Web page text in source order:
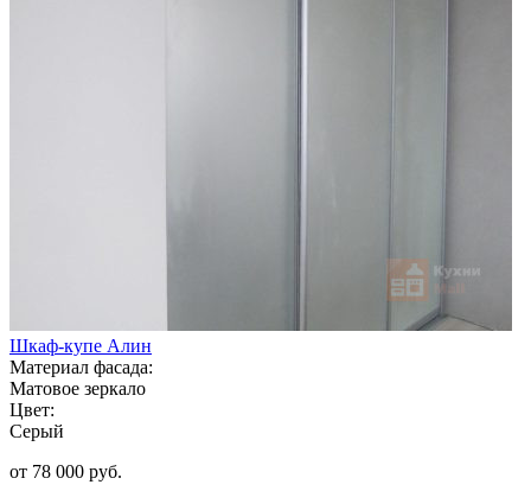
Шкаф-купе Алин
Материал фасада:
Матовое зеркало
Цвет:
Серый
от 78 000 руб.